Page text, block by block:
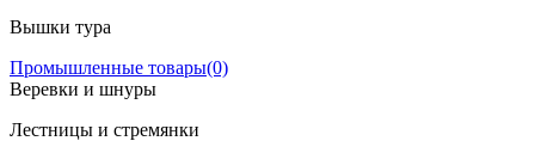
Вышки тура
Промышленные товары(0)
Веревки и шнуры
Лестницы и стремянки